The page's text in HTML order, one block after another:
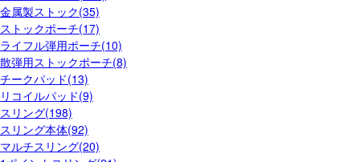
金属製ストック(35)
ストックポーチ(17)
ライフル弾用ポーチ(10)
散弾用ストックポーチ(8)
チークパッド(13)
リコイルパッド(9)
スリング(198)
スリング本体(92)
マルチスリング(20)